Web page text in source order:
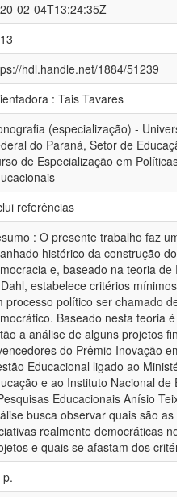
02-04T13:24:35Z
hdl.handle.net/1884/51239
: Tais Tavares
(especialização) -
do Paraná, Setor de
de Especialização em Políticas
referências
: O presente trabalho faz um
histórico da construção do
e, baseado na teoria de
estabelece critérios mínimos
processo político ser chamado de
Baseado nesta teoria é
a análise de alguns projetos
do Prêmio Inovação em
Educacional ligado ao
e ao Instituto Nacional de
Educacionais Anísio
busca observar quais são as
realmente democráticas nos
e quais se afastam dos
p.